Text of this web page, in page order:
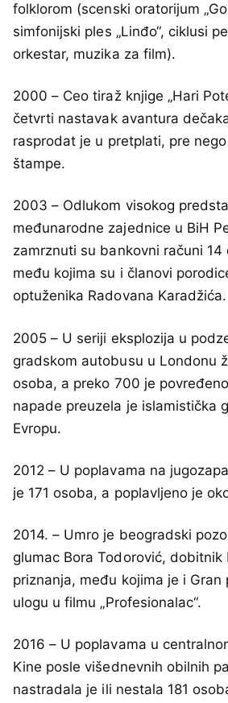
folklorom (scenski oratorijum
simfonijski ples „Linđo“, ciklusi
orkestar, muzika za film).
2000 – Ceo tiraž knjige „Hari
četvrti nastavak avantura
rasprodat je u pretplati, pre
štampe.
2003 – Odlukom visokog
međunarodne zajednice u BiH
zamrznuti su bankovni računi 14
među kojima su i članovi
optuženika Radovana Karadžića.
2005 – U seriji eksplozija u
gradskom autobusu u Londonu
osoba, a preko 700 je
napade preuzela je islamistička
Evropu.
2012 – U poplavama na
je 171 osoba, a poplavljeno je
2014. – Umro je beogradski
glumac Bora Todorović, dobitnik
priznanja, među kojima je i Gran
ulogu u filmu „Profesionalac“.
2016 – U poplavama u
Kine posle višednevnih obilnih
nastradala je ili nestala 181